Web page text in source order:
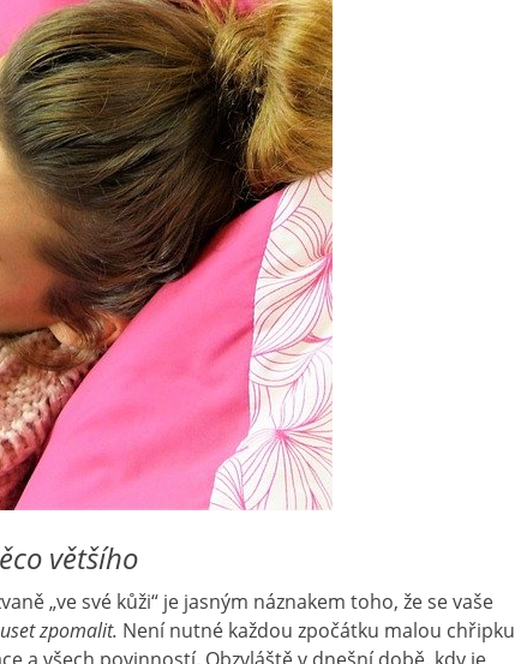
většího
„ve své kůži“ je jasným náznakem toho, že se vaše
zpomalit. Není nutné každou zpočátku malou chřipku